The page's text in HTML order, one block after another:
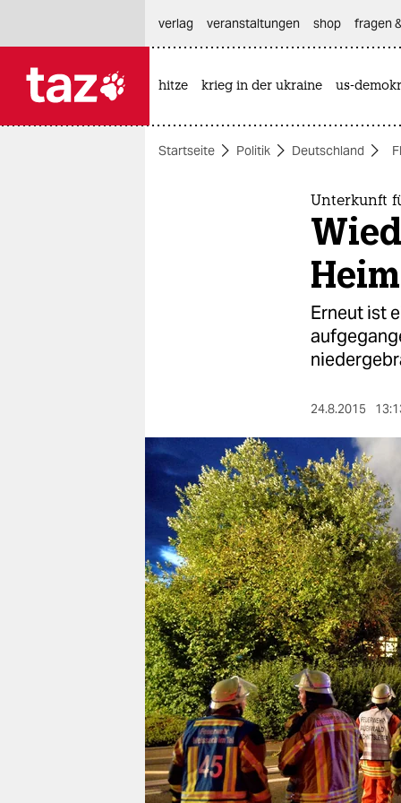
themen
nord
wahrheit
verlag
verlag
veranstaltungen
shop
fragen & hilfe
unterstützen
abo
genossenschaft
verlag
veranstaltungen shop fragen
hitze krieg in der ukraine us-
Startseite Politik Deutschland
Unterkunft
Heim
Erneut ist
24.8.2015